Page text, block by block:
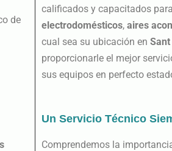
de
calificados y capacitados
electrodomésticos, aires
cual sea su ubicación en
proporcionarle el mejor
sus equipos en perfecto
Un Servicio Técnico
Comprendemos la